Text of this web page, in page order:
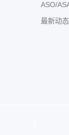
ASO/
最新动态